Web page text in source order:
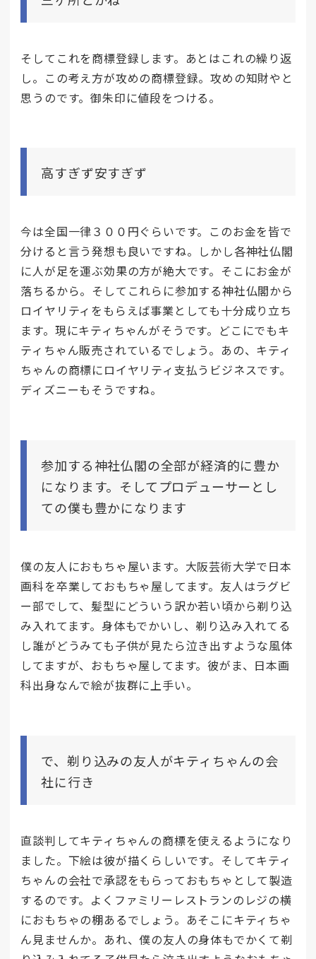
そしてこれを商標登録します。あとはこれの繰り返
し。この考え方が攻めの商標登録。攻めの知財やと
思うのです。御朱印に値段をつける。
高すぎず安すぎず
今は全国一律３００円ぐらいです。このお金を皆で
分けると言う発想も良いですね。しかし各神社仏閣
に人が足を運ぶ効果の方が絶大です。そこにお金が
落ちるから。そしてこれらに参加する神社仏閣から
ロイヤリティをもらえば事業としても十分成り立ち
ます。現にキティちゃんがそうです。どこにでもキ
ティちゃん販売されているでしょう。あの、キティ
ちゃんの商標にロイヤリティ支払うビジネスです。
ディズニーもそうですね。
参加する神社仏閣の全部が経済的に豊か
になります。そしてプロデューサーとし
ての僕も豊かになります
僕の友人におもちゃ屋います。大阪芸術大学で日本
画科を卒業しておもちゃ屋してます。友人はラグビ
ー部でして、髪型にどういう訳か若い頃から剃り込
み入れてます。身体もでかいし、剃り込み入れてる
し誰がどうみても子供が見たら泣き出すような風体
してますが、おもちゃ屋してます。彼がま、日本画
科出身なんで絵が抜群に上手い。
で、剃り込みの友人がキティちゃんの会
社に行き
直談判してキティちゃんの商標を使えるようになり
ました。下絵は彼が描くらしいです。そしてキティ
ちゃんの会社で承認をもらっておもちゃとして製造
するのです。よくファミリーレストランのレジの横
におもちゃの棚あるでしょう。あそこにキティちゃ
ん見ませんか。あれ、僕の友人の身体もでかくて剃